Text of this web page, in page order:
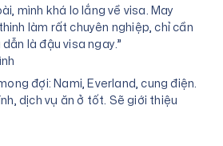
mình khá lo lắng về visa. May
làm rất chuyên nghiệp, chỉ cần
là đậu visa ngay.”
đợi: Nami, Everland, cung điện.
dịch vụ ăn ở tốt. Sẽ giới thiệu